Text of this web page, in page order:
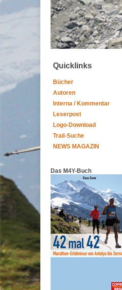
Quicklinks
Bücher
Autoren
Interna / Kommentar
Leserpost
Logo-Download
Trail-Suche
NEWS MAGAZIN
Das M4Y-Buch